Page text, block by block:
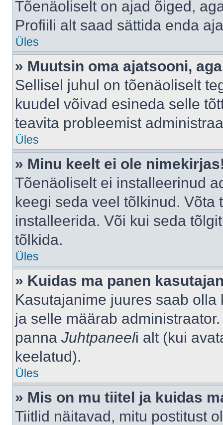
Tõenäoliselt on ajad õiged,
Profiili alt saad sättida enda
Üles
» Muutsin oma ajatsooni,
Sellisel juhul on tõenäoliselt
kuudel võivad esineda selle
teavita probleemist
Üles
» Minu keelt ei ole
Tõenäoliselt ei installeerinud
keegi seda veel tõlkinud.
installeerida. Või kui seda
tõlkida.
Üles
» Kuidas ma panen
Kasutajanime juures saab
ja selle määrab
panna Juhtpaneeli alt (kui
keelatud).
Üles
» Mis on mu tiitel ja kuidas
Tiitlid näitavad, mitu postitust